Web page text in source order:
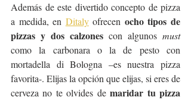
Además de este divertido concepto de pizza
a medida, en Ditaly ofrecen ocho tipos de
pizzas y dos calzones con algunos
must
como la carbonara o la de pesto con
mortadella di Bologna –es nuestra pizza
favorita-. Elijas la opción que elijas, si eres de
cerveza no te olvides de maridar tu pizza